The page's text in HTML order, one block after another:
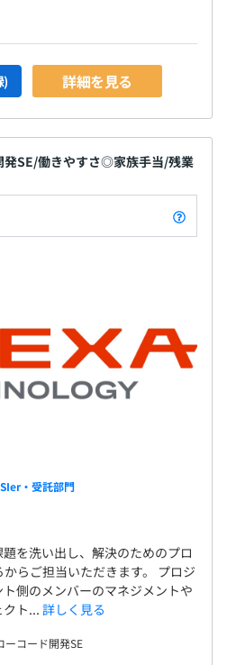
) 詳細を見る
発SE/働きやすさ◎家族手当/残業
・受託部門
を洗い出し、解決のためのプロ
らご担当いただきます。 プロジ
側のメンバーのマネジメントや
クト... 詳しく見る
ーコード開発SE